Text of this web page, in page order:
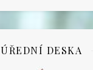
ÚŘEDNÍ DESKA